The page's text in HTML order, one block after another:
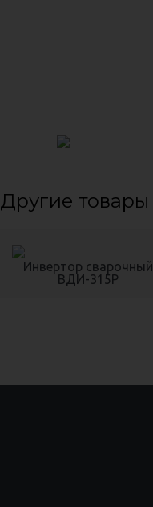
Другие товары
Инвертор сварочный
ВДИ-315P